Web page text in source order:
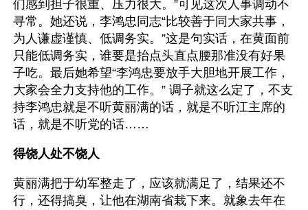
们感到担子很重、压力很大。”可见这次人事调动不
寻常。她还说，李鸿忠同志“比较善于同大家共事，
为人谦虚谨慎、低调务实。”这是句实话，在黄面前
只能低调务实，谁要是抬点头直点腰那准没有好果
子吃。最后她希望“李鸿忠要放手大胆地开展工作，
大家会全力支持他的工作。” 调子就这么定了，不支
持李鸿忠就是不听黄丽满的话，就是不听江主席的
话，就是不听党的话……
得饶人处不饶人
黄丽满把于幼军整走了，应该就满足了，结果还不
行，还得搞臭，让他在湖南省栽下来。就象去年在